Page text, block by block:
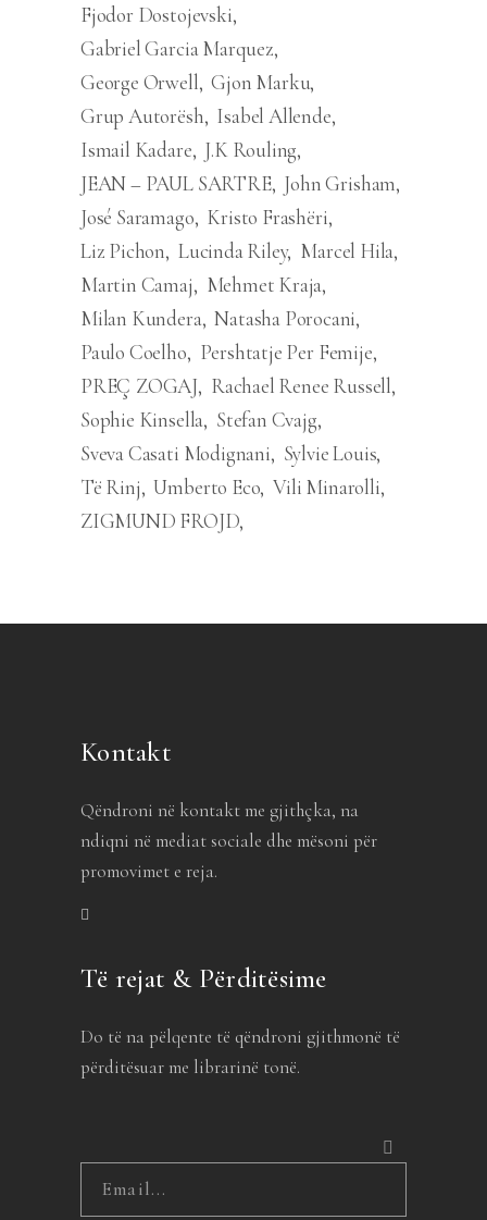
Fjodor Dostojevski
Gabriel Garcia Marquez
George Orwell Gjon Marku
Grup Autorësh Isabel Allende
Ismail Kadare J.K Rouling
JEAN – PAUL SARTRE John Grisham
José Saramago Kristo Frashëri
Liz Pichon Lucinda Riley Marcel Hila
Martin Camaj
Mehmet Kraja
Milan Kundera Natasha Porocani
Paulo Coelho
Pershtatje Per Femije
PREÇ ZOGAJ
Rachael Renee Russell
Sophie Kinsella Stefan Cvajg
Sveva Casati Modignani
Sylvie Louis
Të Rinj Umberto Eco Vili Minarolli
ZIGMUND FROJD
Kontakt
Qëndroni në kontakt me gjithçka, na
ndiqni në mediat sociale dhe mësoni për
promovimet e reja.
Të rejat & Përditësime
Do të na pëlqente të qëndroni gjithmonë të
përditësuar me librarinë tonë.